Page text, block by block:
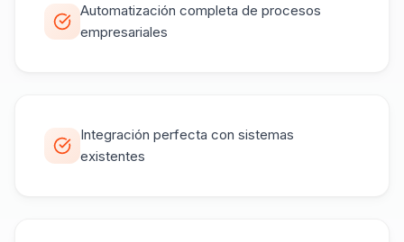
Automatización completa de procesos
empresariales
Integración perfecta con sistemas
existentes